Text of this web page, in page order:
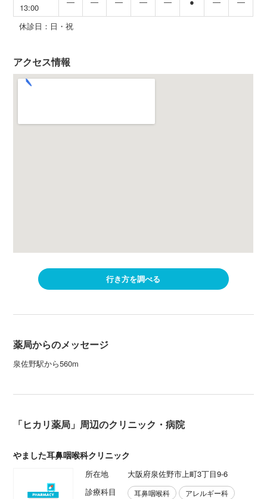
13:00
休診日：日・祝
アクセス情報
行き方を調べる
薬局からのメッセージ
泉佐野駅から560m
「ヒカリ薬局」周辺のクリニック・病院
やました耳鼻咽喉科クリニック
所在地
大阪府泉佐野市上町3丁目9-6
診療科目
耳鼻咽喉科
アレルギー科